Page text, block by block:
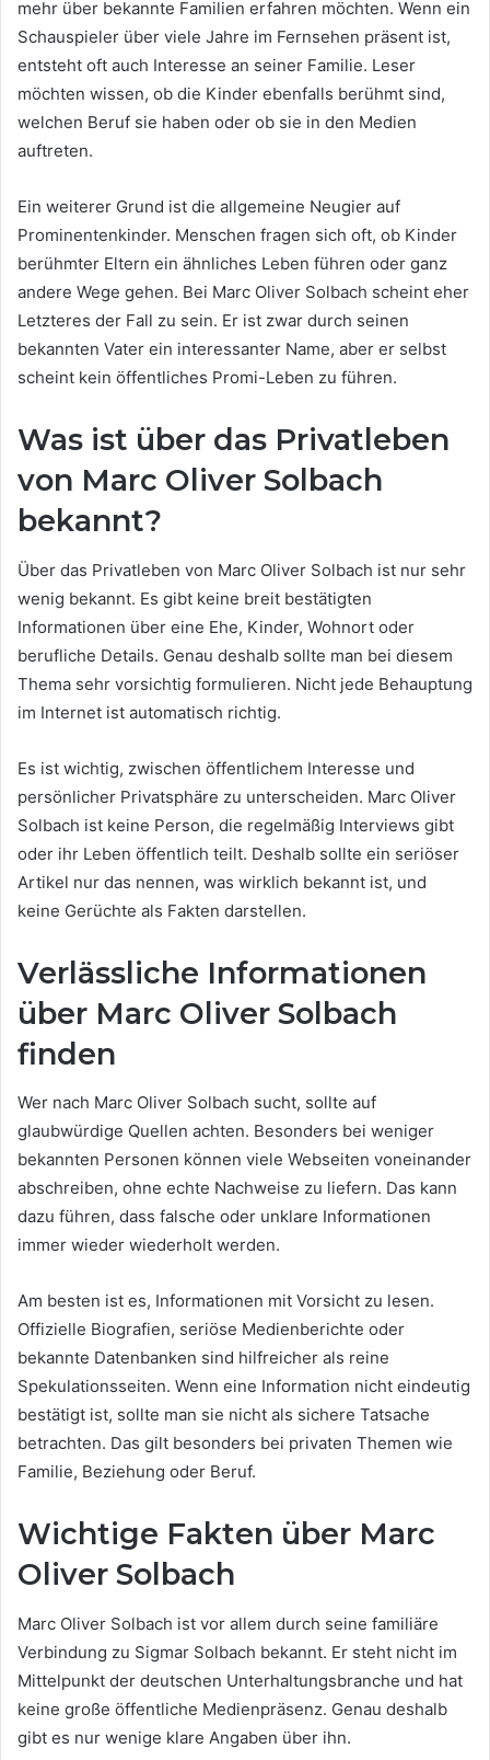
mehr über bekannte Familien erfahren möchten. Wenn ein
Schauspieler über viele Jahre im Fernsehen präsent ist,
entsteht oft auch Interesse an seiner Familie. Leser
möchten wissen, ob die Kinder ebenfalls berühmt sind,
welchen Beruf sie haben oder ob sie in den Medien
auftreten.
Ein weiterer Grund ist die allgemeine Neugier auf
Prominentenkinder. Menschen fragen sich oft, ob Kinder
berühmter Eltern ein ähnliches Leben führen oder ganz
andere Wege gehen. Bei Marc Oliver Solbach scheint eher
Letzteres der Fall zu sein. Er ist zwar durch seinen
bekannten Vater ein interessanter Name, aber er selbst
scheint kein öffentliches Promi-Leben zu führen.
Was ist über das Privatleben
von Marc Oliver Solbach
bekannt?
Über das Privatleben von Marc Oliver Solbach ist nur sehr
wenig bekannt. Es gibt keine breit bestätigten
Informationen über eine Ehe, Kinder, Wohnort oder
berufliche Details. Genau deshalb sollte man bei diesem
Thema sehr vorsichtig formulieren. Nicht jede Behauptung
im Internet ist automatisch richtig.
Es ist wichtig, zwischen öffentlichem Interesse und
persönlicher Privatsphäre zu unterscheiden. Marc Oliver
Solbach ist keine Person, die regelmäßig Interviews gibt
oder ihr Leben öffentlich teilt. Deshalb sollte ein seriöser
Artikel nur das nennen, was wirklich bekannt ist, und
keine Gerüchte als Fakten darstellen.
Verlässliche Informationen
über Marc Oliver Solbach
finden
Wer nach Marc Oliver Solbach sucht, sollte auf
glaubwürdige Quellen achten. Besonders bei weniger
bekannten Personen können viele Webseiten voneinander
abschreiben, ohne echte Nachweise zu liefern. Das kann
dazu führen, dass falsche oder unklare Informationen
immer wieder wiederholt werden.
Am besten ist es, Informationen mit Vorsicht zu lesen.
Offizielle Biografien, seriöse Medienberichte oder
bekannte Datenbanken sind hilfreicher als reine
Spekulationsseiten. Wenn eine Information nicht eindeutig
bestätigt ist, sollte man sie nicht als sichere Tatsache
betrachten. Das gilt besonders bei privaten Themen wie
Familie, Beziehung oder Beruf.
Wichtige Fakten über Marc
Oliver Solbach
Marc Oliver Solbach ist vor allem durch seine familiäre
Verbindung zu Sigmar Solbach bekannt. Er steht nicht im
Mittelpunkt der deutschen Unterhaltungsbranche und hat
keine große öffentliche Medienpräsenz. Genau deshalb
gibt es nur wenige klare Angaben über ihn.